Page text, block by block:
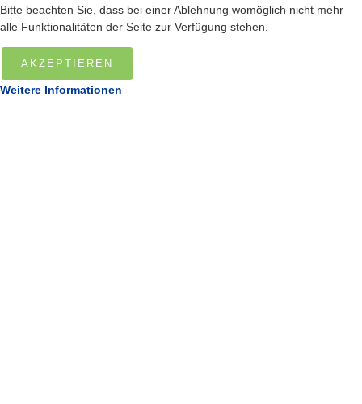
Bitte beachten Sie, dass bei einer Ablehnung womöglich nicht mehr
alle Funktionalitäten der Seite zur Verfügung stehen.
AKZEPTIEREN
Weitere Informationen